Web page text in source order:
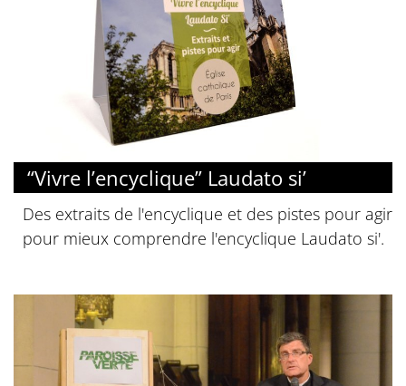
“Vivre l’encyclique” Laudato si’
Des extraits de l'encyclique et des pistes pour agir
pour mieux comprendre l'encyclique Laudato si'.